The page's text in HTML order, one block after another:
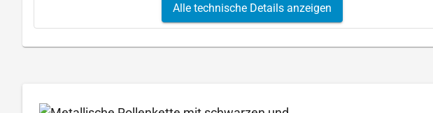
Alle technische Details anzeigen